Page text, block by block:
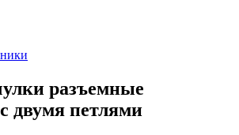
разъемные
двумя петлями